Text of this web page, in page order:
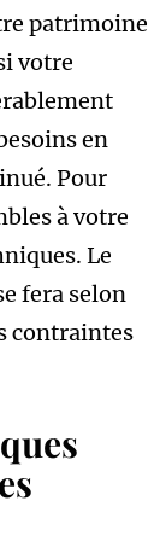
patrimoine
votre
en
Pour
à votre
Le
fera selon
contraintes